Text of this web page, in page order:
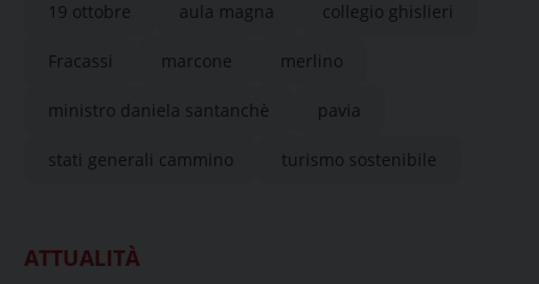
19 ottobre aula magna collegio ghislieri
Fracassi marcone merlino
ministro daniela santanchè pavia
stati generali cammino turismo sostenibile
ATTUALITÀ